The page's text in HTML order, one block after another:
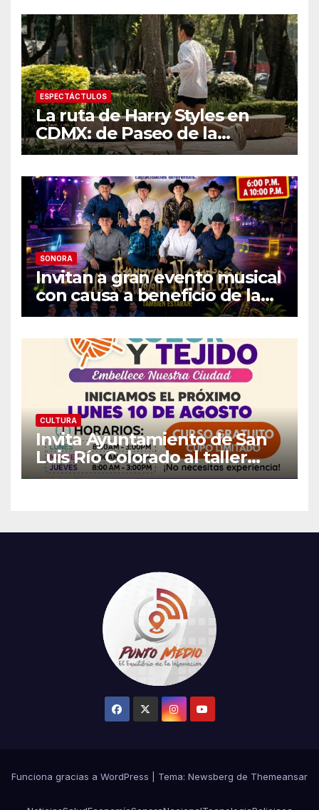
ESPECTÁCTULOS
La ruta de Harry Styles en
CDMX: de Paseo de la
Reforma a los tacos en la
SONORA
Invitan a gran evento musical
con causa a beneficio de la
Fundación «Ayúdanos a
CULTURA
Invita Ayuntamiento de San
Luis Río Colorado al taller
gratuito «Arte, Color y Tejido»
Funciona gracias a WordPress Tema: Newsberg de Themeansar